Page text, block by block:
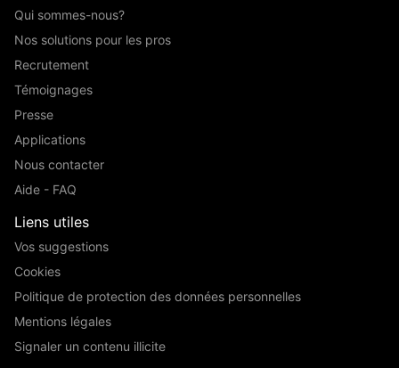
Qui sommes-nous?
Nos solutions pour les pros
Recrutement
Témoignages
Presse
Applications
Nous contacter
Aide - FAQ
Liens utiles
Vos suggestions
Cookies
Politique de protection des données personnelles
Mentions légales
Signaler un contenu illicite